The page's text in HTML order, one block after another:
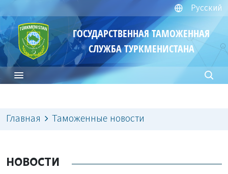
Русский
ГОСУДАРСТВЕННАЯ ТАМОЖЕННАЯ
СЛУЖБА ТУРКМЕНИСТАНА
Главная Таможенные новости
НОВОСТИ